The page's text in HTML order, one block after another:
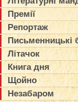
Премії
Репортаж
Письменницькі
Літачок
Книга дня
Щойно
Незабаром